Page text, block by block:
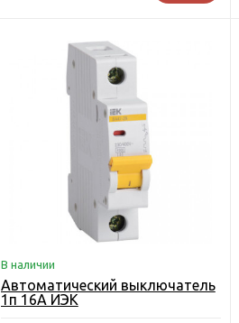
В наличии
Автоматический выключатель
1п 16А ИЭК